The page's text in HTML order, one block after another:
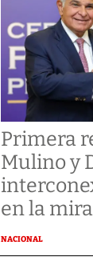
Primera
Mulino y
en la mira
NACIONAL